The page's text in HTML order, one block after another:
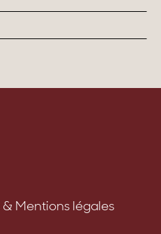
Mentions légales